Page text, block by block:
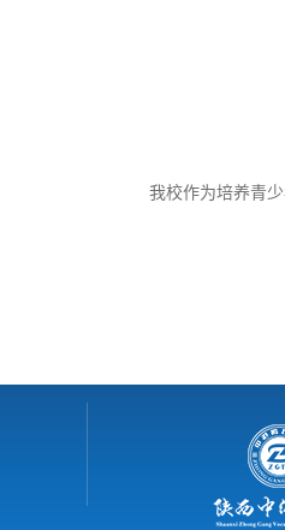
我校作为培养青